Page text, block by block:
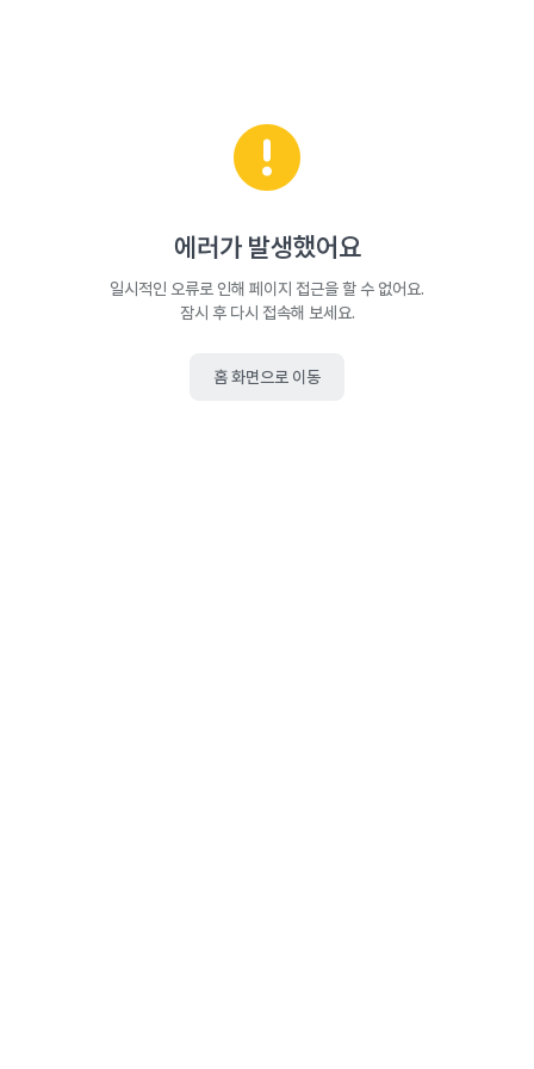
에러가 발생했어요
일시적인 오류로 인해 페이지 접근을 할 수 없어요.
잠시 후 다시 접속해 보세요.
홈 화면으로 이동